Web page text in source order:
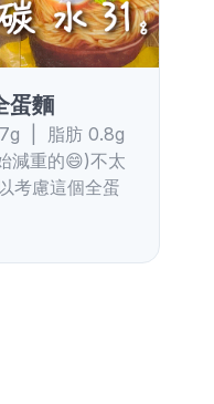
蛋麵
| 脂肪 0.8g
減重的😄)不太
考慮這個全蛋